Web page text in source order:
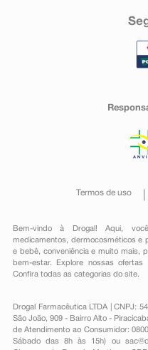
Termos de uso
Bem-vindo à Drogal! Aqui,
medicamentos , dermocosméticos e
e bebê, conveniênciae muito mais,
bem-estar. Explore nossas
Confira todas as categorias do site.
Drogal Farmacêutica LTDA | CNPJ:
São João, 909 - Bairro Alto -
de Atendimento ao Consumidor:
Sábado das 8h às 15h) ou